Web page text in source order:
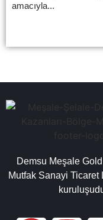
amacıyla...
Demsu Meşale
Mutfak Sanayi Ticaret